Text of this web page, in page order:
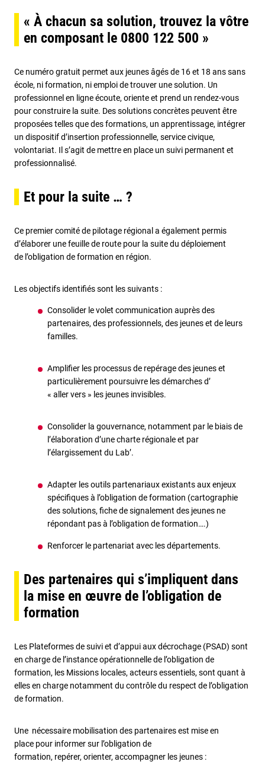
« À chacun sa solution, trouvez la vôtre
en composant le 0800 122 500 »
Ce numéro gratuit permet aux jeunes âgés de 16 et 18 ans sans
école, ni formation, ni emploi de trouver une solution. Un
professionnel en ligne écoute, oriente et prend un rendez-vous
pour construire la suite. Des solutions concrètes peuvent être
proposées telles que des formations, un apprentissage, intégrer
un dispositif d’insertion professionnelle, service civique,
volontariat. Il s’agit de mettre en place un suivi permanent et
professionnalisé.
Et pour la suite … ?
Ce premier comité de pilotage régional a également permis
d’élaborer une feuille de route pour la suite du déploiement
de l’obligation de formation en région.
Les objectifs identifiés sont les suivants :
Consolider le volet communication auprès des
partenaires, des professionnels, des jeunes et de leurs
familles.
Amplifier les processus de repérage des jeunes et
particulièrement poursuivre les démarches d’
« aller vers » les jeunes invisibles.
Consolider la gouvernance, notamment par le biais de
l’élaboration d’une charte régionale et par
l’élargissement du Lab’.
Adapter les outils partenariaux existants aux enjeux
spécifiques à l’obligation de formation (cartographie
des solutions, fiche de signalement des jeunes ne
répondant pas à l’obligation de formation….)
Renforcer le partenariat avec les départements.
Des partenaires qui s’impliquent dans
la mise en œuvre de l’obligation de
formation
Les Plateformes de suivi et d’appui aux décrochage (PSAD) sont
en charge de l’instance opérationnelle de l’obligation de
formation, les Missions locales, acteurs essentiels, sont quant à
elles en charge notamment du contrôle du respect de l’obligation
de formation.
Une nécessaire mobilisation des partenaires est mise en
place pour informer sur l’obligation de
formation, repérer, orienter, accompagner les jeunes :